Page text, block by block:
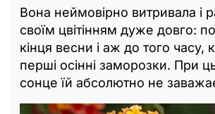
Вона неймовірно витривала і
своїм цвітінням дуже довго:
кінця весни і аж до того часу,
перші осінні заморозки. При
сонце їй абсолютно не